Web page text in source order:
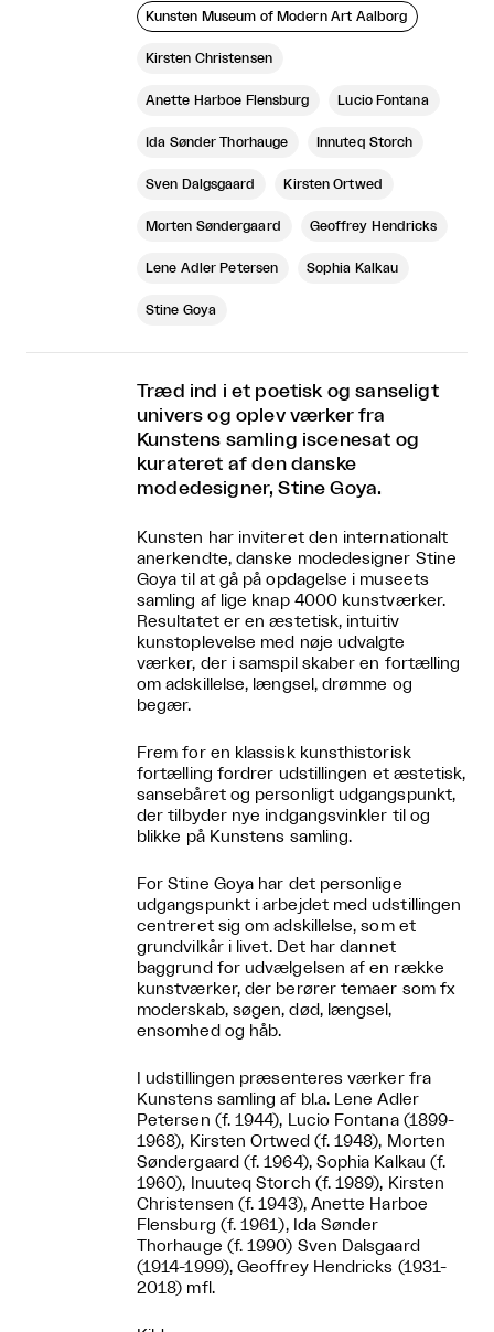
Kunsten Museum of Modern Art Aalborg
Kirsten Christensen
Anette Harboe Flensburg Lucio Fontana
Ida Sønder Thorhauge Innuteq Storch
Sven Dalgsgaard Kirsten Ortwed
Morten Søndergaard Geoffrey Hendricks
Lene Adler Petersen Sophia Kalkau
Stine Goya
Træd ind i et poetisk og sanseligt
univers og oplev værker fra
Kunstens samling iscenesat og
kurateret af den danske
modedesigner, Stine Goya.
Kunsten har inviteret den internationalt
anerkendte, danske modedesigner Stine
Goya til at gå på opdagelse i museets
samling af lige knap 4000 kunstværker.
Resultatet er en æstetisk, intuitiv
kunstoplevelse med nøje udvalgte
værker, der i samspil skaber en fortælling
om adskillelse, længsel, drømme og
begær.
Frem for en klassisk kunsthistorisk
fortælling fordrer udstillingen et æstetisk,
sansebåret og personligt udgangspunkt,
der tilbyder nye indgangsvinkler til og
blikke på Kunstens samling.
For Stine Goya har det personlige
udgangspunkt i arbejdet med udstillingen
centreret sig om adskillelse, som et
grundvilkår i livet. Det har dannet
baggrund for udvælgelsen af en række
kunstværker, der berører temaer som fx
moderskab, søgen, død, længsel,
ensomhed og håb.
I udstillingen præsenteres værker fra
Kunstens samling af bl.a. Lene Adler
Petersen (f. 1944), Lucio Fontana (1899-
1968), Kirsten Ortwed (f. 1948), Morten
Søndergaard (f. 1964), Sophia Kalkau (f.
1960), Inuuteq Storch (f. 1989), Kirsten
Christensen (f. 1943), Anette Harboe
Flensburg (f. 1961), Ida Sønder
Thorhauge (f. 1990) Sven Dalsgaard
(1914-1999), Geoffrey Hendricks (1931-
2018) mfl.